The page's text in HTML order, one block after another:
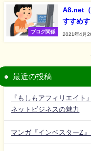
ブログ関係
A8.net
すすめ
2021年4月
最近の投稿
『もしもアフィリエイト
ネットビジネスの魅力
マンガ『インベスターZ